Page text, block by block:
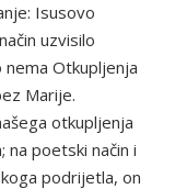
Isusovo
uzvisilo
Otkupljenja
Marije.
otkupljenja
na poetski način i
podrijetla, on